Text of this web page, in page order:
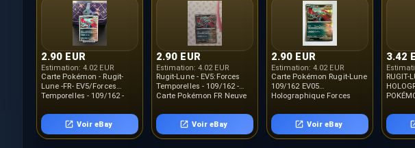
2.90 EUR
Estimation: 4.02 EUR
Carte Pokémon - Rugit-
Lune -FR- EV5/Forces
Temporelles - 109/162 -
Voir eBay
2.90 EUR
Estimation: 4.02 EUR
Rugit-Lune - EV5:Forces
Temporelles - 109/162 -
Carte Pokémon FR Neuve
Voir eBay
2.90 EUR
Estimation: 4.02 EUR
Carte Pokémon Rugit-Lune
109/162 EV05
Holographique Forces
Voir eBay
3.42
RUGIT-